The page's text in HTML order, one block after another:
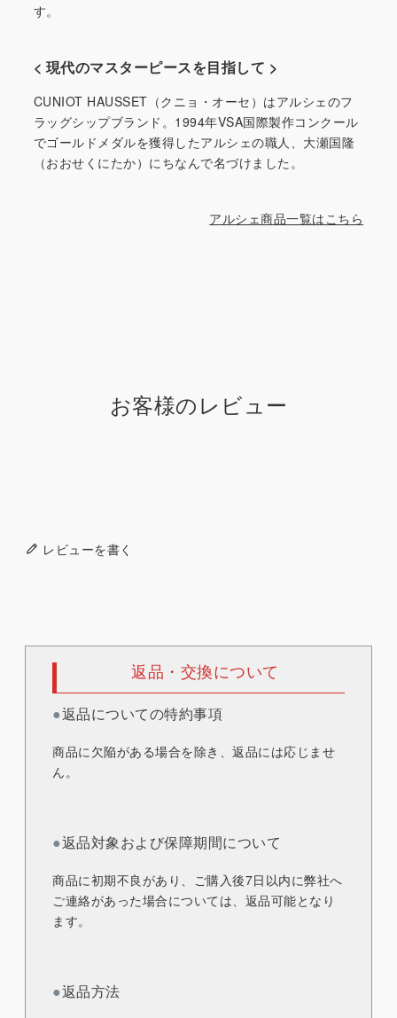
す。
< 現代のマスターピースを目指して >
CUNIOT HAUSSET（クニョ・オーセ）はアルシェのフ
ラッグシップブランド。1994年VSA国際製作コンクール
でゴールドメダルを獲得したアルシェの職人、大瀬国隆
（おおせくにたか）にちなんで名づけました。
アルシェ商品一覧はこちら
お客様のレビュー
レビューを書く
返品・交換について
●返品についての特約事項
商品に欠陥がある場合を除き、返品には応じませ
ん。
●返品対象および保障期間について
商品に初期不良があり、ご購入後7日以内に弊社へ
ご連絡があった場合については、返品可能となり
ます。
●返品方法